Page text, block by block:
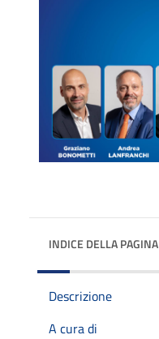
INDICE DELLA PAGINA
Descrizione
A cura di